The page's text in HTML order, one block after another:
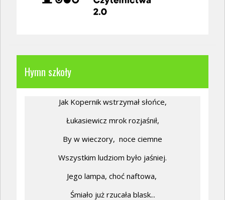
Hymn szkoły
Jak Kopernik wstrzymał słońce,
Łukasiewicz mrok rozjaśnił,
By w wieczory, noce ciemne
Wszystkim ludziom było jaśniej.
Jego lampa, choć naftowa,
Śmiało już rzucała blask...